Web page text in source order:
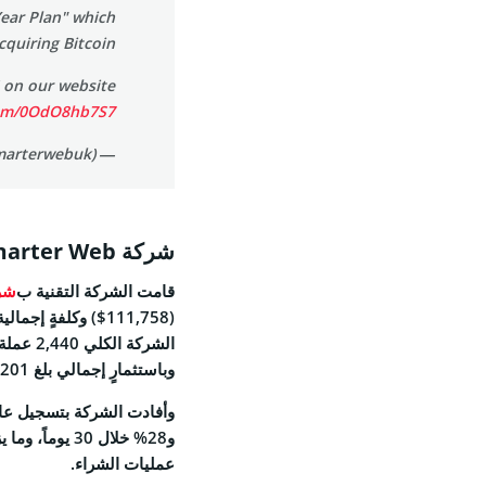
Plan" which
Bitcoin.
our website:
0OdO8hb7S7
— The Smarter Web Company (@smarterwebuk)
شركة Smarter Web تقوم بشراء 45 عملة بيتكوين (Bitcoin)
قامت الشركة التقنية ب
وباستثمارٍ إجمالي بلغ 201 مليون جنيه إسترليني (271 مليون دولار).
عمليات الشراء.